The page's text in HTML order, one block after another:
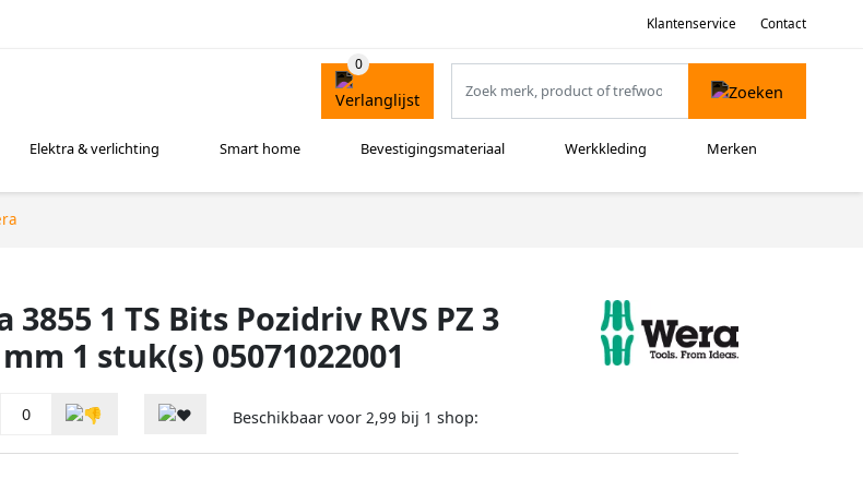
Klantenservice Contact
Elektra & verlichting Smart home Bevestigingsmateriaal Werkkleding Merken
3855 1 TS Bits Pozidriv RVS PZ 3
1 stuk(s) 05071022001
0 Beschikbaar voor 2,99 bij 1 shop: